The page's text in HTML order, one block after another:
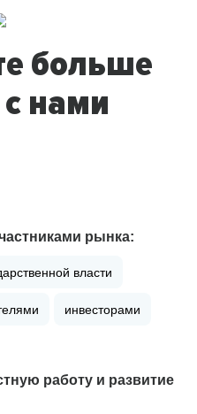
больше
нами
рынка:
власти
инвесторами
работу и развитие